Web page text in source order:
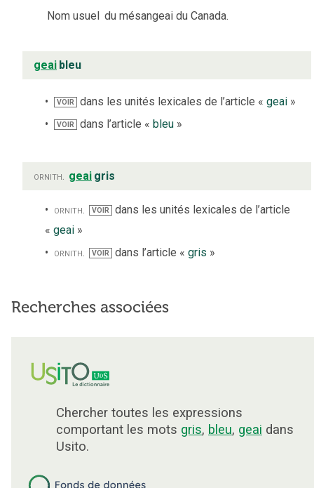
Nom usuel du mésangeai du Canada.
geai bleu
VOIR dans les unités lexicales de l’article «geai »
VOIR dans l’article «bleu »
ornith. geai gris
ornith. VOIR dans les unités lexicales de l’article
« geai »
ornith.
VOIR dans l’article « gris »
Recherches associées
Chercher toutes les expressions
comportant les mots gris, bleu, geai dans
Usito.